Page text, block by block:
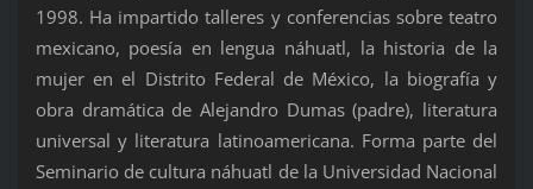
1998. Ha impartido talleres y conferencias sobre teatro
mexicano, poesía en lengua náhuatl, la historia de la
mujer en el Distrito Federal de México, la biografía y
obra dramática de Alejandro Dumas (padre), literatura
universal y literatura latinoamericana. Forma parte del
Seminario de cultura náhuatl de la Universidad Nacional